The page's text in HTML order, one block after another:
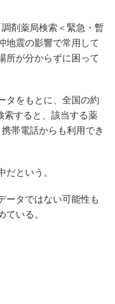
剤薬局検索＜緊急・暫
地震の影響で常用して
所が分からずに困って
タをもとに、全国の約
索すると、該当する薬
帯電話からも利用でき
という。
ータではない可能性も
いる。